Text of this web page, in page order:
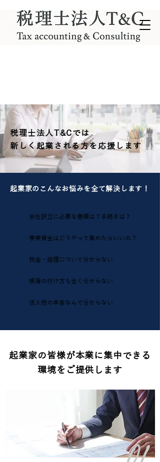
税理士法人T&Cでは​
新しく起業される方を応援します
​起業家のこんなお悩みを全て解決します！
​会社設立に必要な書類は？手続きは？
事業資金はどうやって集めたらいいの？
税金・経理について分からない
帳簿の付け方も全く分からない
法人税の申告なんて分からない
​起業家の皆様が本業に集中できる
環境をご提供します